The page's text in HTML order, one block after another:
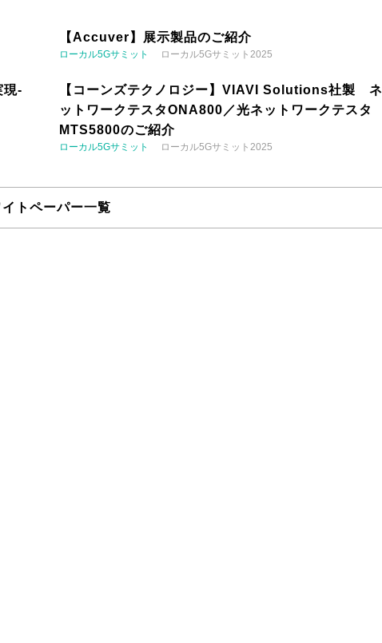
【Accuver】展示製品のご紹介
ローカル5Gサミット ローカル5Gサミット2025
現-
【コーンズテクノロジー】VIAVI Solutions社製 ネ
ットワークテスタONA800／光ネットワークテスタ
MTS5800のご紹介
ローカル5Gサミット ローカル5Gサミット2025
トペーパー一覧